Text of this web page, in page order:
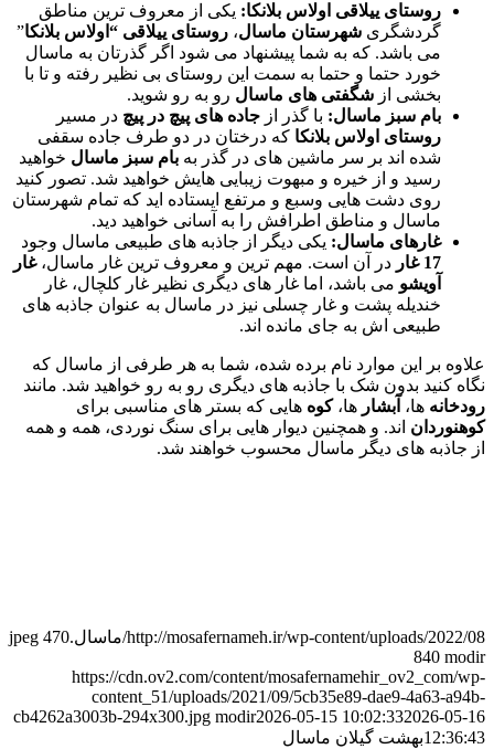
روستای ییلاقی اولاس بلانکا: یکی از معروف ترین مناطق
گردشگری شهرستان ماسال، روستای ییلاقی “اولاس بلانکا”
می باشد. که به شما پیشنهاد می شود اگر گذرتان به ماسال
خورد حتما و حتما به سمت این روستای بی نظیر رفته و تا با
بخشی از شگفتی های ماسال رو به رو شوید.
بام سبز ماسال: با گذر از جاده های پیچ در پیچ در مسیر
روستای اولاس بلانکا که درختان در دو طرف جاده سقفی
شده اند بر سر ماشین های در گذر به بام سبز ماسال خواهید
رسید و از خیره و مبهوت زیبایی هایش خواهید شد. تصور کنید
روی دشت هایی وسبع و مرتفع ایستاده اید که تمام شهرستان
ماسال و مناطق اطرافش را به آسانی خواهید دید.
غارهای ماسال: یکی دیگر از جاذبه های طبیعی ماسال وجود
17 غار
در آن است. مهم ترین و معروف ترین غار ماسال،غار
آویشو می باشد، اما غار های دیگری نظیر غار کلچال، غار
خندیله پشت و غار چسلی نیز در ماسال به عنوان جاذبه های
طبیعی اش به جای مانده اند.
علاوه بر این موارد نام برده شده، شما به هر طرفی از ماسال که
نگاه کنید بدون شک با جاذبه های دیگری رو به رو خواهید شد. مانند
رودخانه ها، آبشار ها،کوه هایی که بستر های مناسبی برای
کوهنوردان اند. و همچنین دیوار هایی برای سنگ نوردی، همه و همه
از جاذبه های دیگر ماسال محسوب خواهند شد.
http://mosafernameh.ir/wp-content/uploads/2022/08/ماسال.jpeg
470
840 modir
https://cdn.ov2.com/content/mosafernamehir_ov2_com/wp-
content_51/uploads/2021/09/5cb35e89-dae9-4a63-a94b-
cb4262a3003b-294x300.jpg modir2026-05-15 10:02:332026-05-16
12:36:43بهشت گیلان ماسال